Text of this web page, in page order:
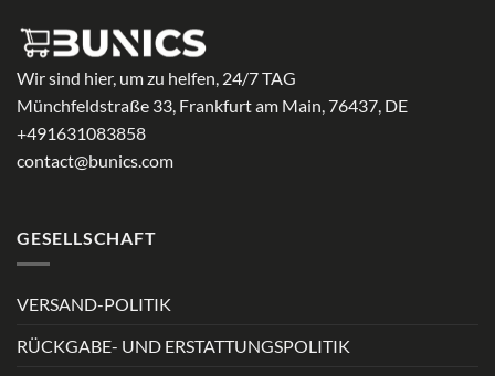
Wir sind hier, um zu helfen, 24/7 TAG
Münchfeldstraße 33, Frankfurt am Main, 76437, DE
+491631083858
contact@bunics.com
GESELLSCHAFT
VERSAND-POLITIK
RÜCKGABE- UND ERSTATTUNGSPOLITIK